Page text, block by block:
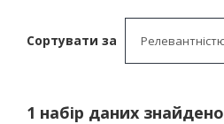
Сортувати за
1 набір даних знайдено